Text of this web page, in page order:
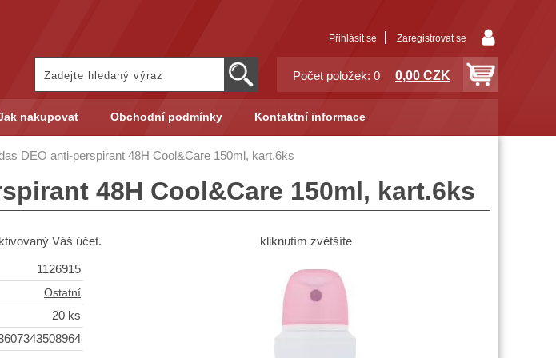
Přihlásit se Zaregistrovat se
Počet položek: 0 0,00 CZK
nakupovat Obchodní podmínky Kontaktní informace
DEO anti-perspirant 48H Cool&Care 150ml, kart.6ks
48H Cool&Care 150ml, kart.6ks
kliknutím zvětšíte
Váš účet.
1126915
Ostatní
20 ks